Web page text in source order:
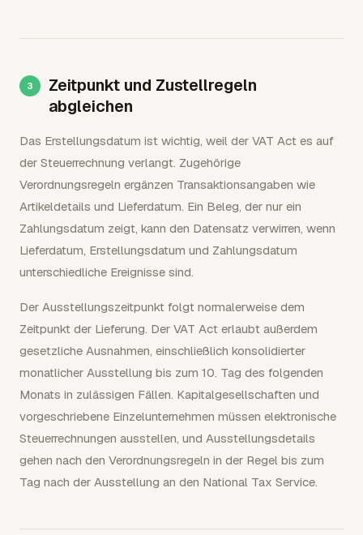
Zeitpunkt und Zustellregeln
abgleichen
Das Erstellungsdatum ist wichtig, weil der VAT Act es auf
der Steuerrechnung verlangt. Zugehörige
Verordnungsregeln ergänzen Transaktionsangaben wie
Artikeldetails und Lieferdatum. Ein Beleg, der nur ein
Zahlungsdatum zeigt, kann den Datensatz verwirren, wenn
Lieferdatum, Erstellungsdatum und Zahlungsdatum
unterschiedliche Ereignisse sind.
Der Ausstellungszeitpunkt folgt normalerweise dem
Zeitpunkt der Lieferung. Der VAT Act erlaubt außerdem
gesetzliche Ausnahmen, einschließlich konsolidierter
monatlicher Ausstellung bis zum 10. Tag des folgenden
Monats in zulässigen Fällen. Kapitalgesellschaften und
vorgeschriebene Einzelunternehmen müssen elektronische
Steuerrechnungen ausstellen, und Ausstellungsdetails
gehen nach den Verordnungsregeln in der Regel bis zum
Tag nach der Ausstellung an den National Tax Service.